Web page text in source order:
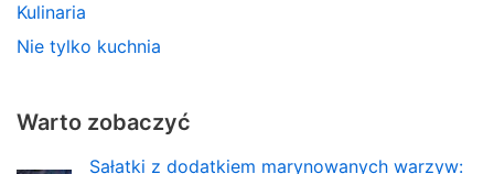
Kulinaria
Nie tylko kuchnia
Warto zobaczyć
Sałatki z dodatkiem marynowanych warzyw: